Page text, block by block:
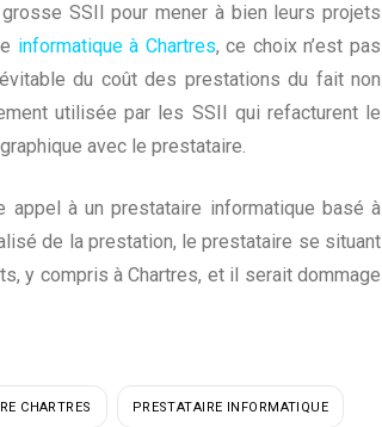
SSII pour mener à bien leurs projets
informatique à Chartres, ce choix n’est pas
du coût des prestations du fait non
utilisée par les SSII qui refacturent le
avec le prestataire.
appel à un prestataire informatique basé à
de la prestation, le prestataire se situant
y compris à Chartres, et il serait dommage
CHARTRES PRESTATAIRE INFORMATIQUE